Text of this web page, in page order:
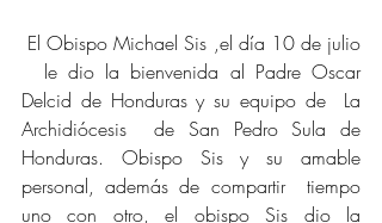
El Obispo Michael Sis ,el día 10 de julio
le dio la bienvenida al Padre Oscar
Delcid de Honduras y su equipo de  La
Archidiócesis  de San Pedro Sula de
Honduras. Obispo Sis y su amable
personal, además de compartir  tiempo
uno con otro, el obispo Sis dio la